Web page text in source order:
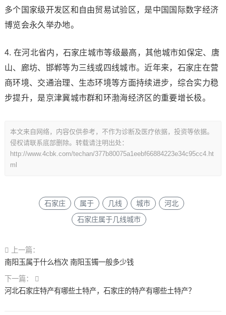
多个国家级开发区和自由贸易试验区，是中国国际数字经济
博览会永久举办地。
4. 在河北省内，石家庄城市等级最高，其他城市如保定、唐
山、廊坊、邯郸等为三线或四线城市。近年来，石家庄在营
商环境、交通治理、生态环境等方面持续进步，综合实力稳
步提升，是京津冀城市群和环渤海经济区的重要增长极。
本文来自网络，内容仅供参考，不作为诊断及医疗依据，投资等依据。
侵权请联系底部删除。转载请注明出处：
http://www.4cbk.com/techan/377b80075a1eebf66884223e34c95cc4.ht
ml
石家庄 属于 几线 城市
河北
石家庄属于几线城市
上一篇：
南阳玉属于什么档次 南阳玉镯一般多少钱
下一篇：
河北石家庄特产有哪些土特产，石家庄的特产有哪些土特产？